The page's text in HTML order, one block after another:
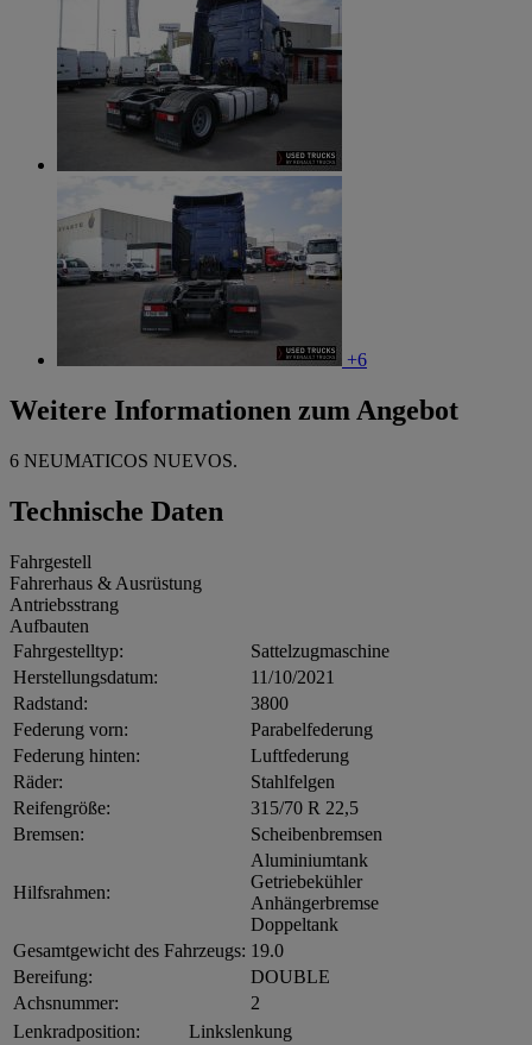
+6
Weitere Informationen zum Angebot
6 NEUMATICOS NUEVOS.
Technische Daten
Fahrgestell
Fahrerhaus & Ausrüstung
Antriebsstrang
Aufbauten
Fahrgestelltyp:
Sattelzugmaschine
Herstellungsdatum:
11/10/2021
Radstand:
3800
Federung vorn:
Parabelfederung
Federung hinten:
Luftfederung
Räder:
Stahlfelgen
Reifengröße:
315/70 R 22,5
Bremsen:
Scheibenbremsen
Hilfsrahmen:
Aluminiumtank
Getriebekühler
Anhängerbremse
Doppeltank
Gesamtgewicht des Fahrzeugs: 19.0
Bereifung:
DOUBLE
Achsnummer:
2
Lenkradposition:
Linkslenkung